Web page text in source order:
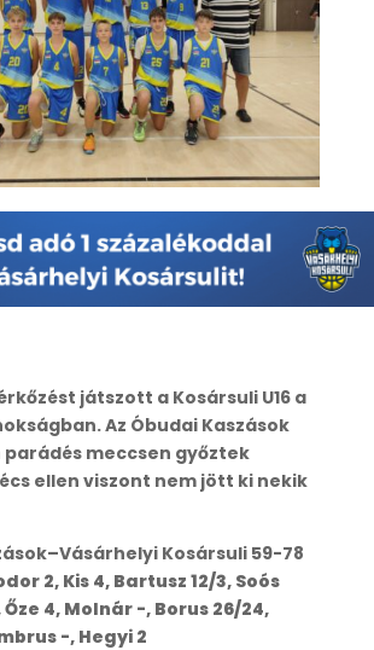
játszott a Kosársuli U16 a
Az Óbudai Kaszások
meccsen győztek
ellen viszont nem jött ki nekik
Kosársuli 59-78
2, Kis 4, Bartusz 12/3, Soós
Őze 4, Molnár -, Borus 26/24,
-, Hegyi 2